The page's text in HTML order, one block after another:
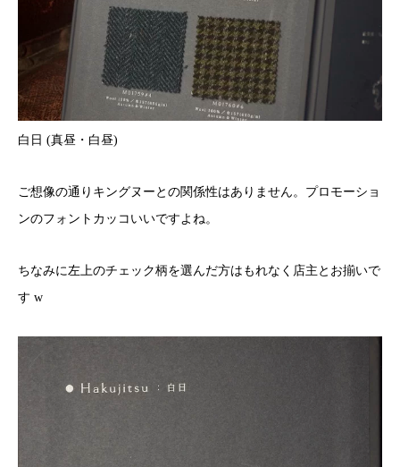
白日 (真昼・白昼)
ご想像の通りキングヌーとの関係性はありません。プロモーショ
ンのフォントカッコいいですよね。
ちなみに左上のチェック柄を選んだ方はもれなく店主とお揃いで
す w